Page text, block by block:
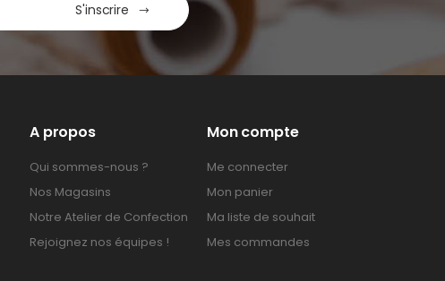
S'inscrire
A propos
Qui sommes-nous ?
Nos Magasins
Notre Atelier de Confection
Rejoignez nos équipes !
Mon compte
Me connecter
Mon panier
Ma liste de souhait
Mes commandes